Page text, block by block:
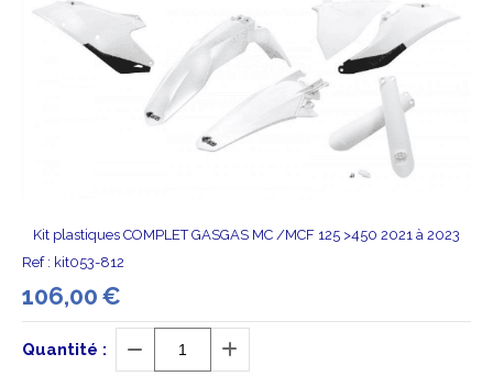
Kit plastiques COMPLET GASGAS MC /MCF 125 >450 2021 à 2023
Ref : kit053-812
106,00€
Quantité :